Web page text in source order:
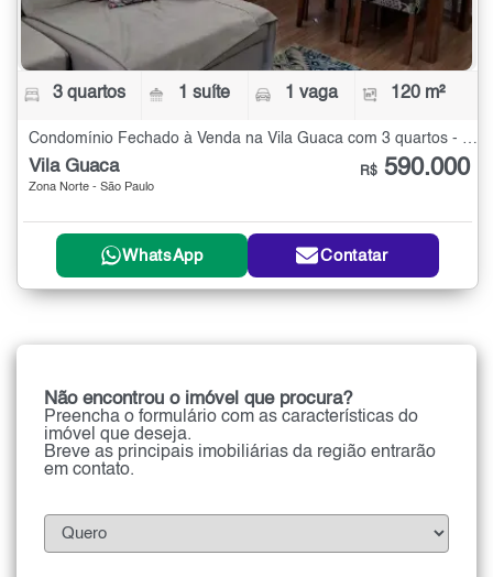
3 quartos 1 suíte 1 vaga 120 m²
Condomínio Fechado à Venda na Vila Guaca com 3 quartos - 120 m²
Vila Guaca
Zona Norte - São Paulo
R$ 590.000
WhatsApp Contatar
Não encontrou o imóvel que procura?
Preencha o formulário com as características do
imóvel que deseja.
Breve as principais imobiliárias da região entrarão
em contato.